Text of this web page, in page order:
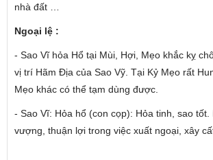
nhà đất …
Ngoại lệ :
- Sao Vĩ hỏa Hổ tại Mùi, Hợi, Mẹo khắc kỵ
vị trí Hãm Địa của Sao Vỹ. Tại Kỷ Mẹo rất
Mẹo khác có thể tạm dùng được.
- Sao Vĩ: Hỏa hổ (con cọp): Hỏa tinh, sao
vượng, thuận lợi trong việc xuất ngoại, xây